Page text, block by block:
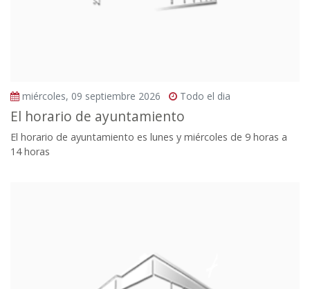
miércoles, 09 septiembre 2026 Todo el dia
El horario de ayuntamiento
El horario de ayuntamiento es lunes y miércoles de 9 horas a
14 horas